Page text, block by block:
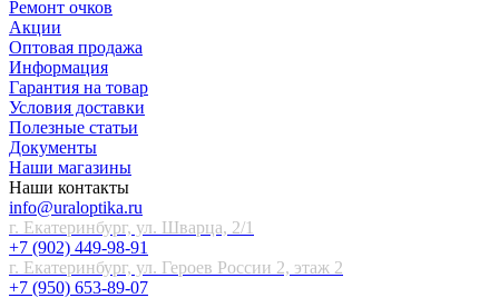
Ремонт очков
Акции
Оптовая продажа
Информация
Гарантия на товар
Условия доставки
Полезные статьи
Документы
Наши магазины
Наши контакты
info@uraloptika.ru
г. Екатеринбург, ул. Шварца, 2/1
+7 (902) 449-98-91
г. Екатеринбург, ул. Героев России 2, этаж 2
+7 (950) 653-89-07